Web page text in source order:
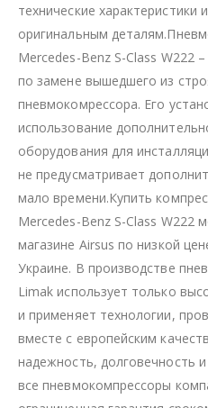
технические характеристики
оригинальным
Mercedes-Benz S-Class W222
по замене вышедшего из
пневмокомрессора. Его
использование
оборудования для
не предусматривает
мало времени.Купить
Mercedes-Benz S-Class W222
магазине Airsus по низкой
Украине. В производстве
Limak использует только
и применяет технологии,
вместе с европейским
надежность, долговечность
все пневмокомпрессоры